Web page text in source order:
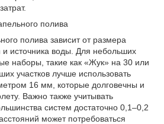
полива
полива зависит от размера
и источника воды. Для небольших
наборы, такие как «Жук» на 30 или
участков лучше использовать
16 мм, которые долговечны и
Важно также учитывать
систем достаточно 0,1–0,2
может потребоваться